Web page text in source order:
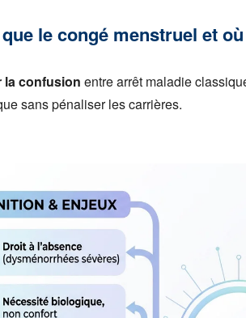
que le congé menstruel et
la confusion entre arrêt maladie
sans pénaliser les carrières.